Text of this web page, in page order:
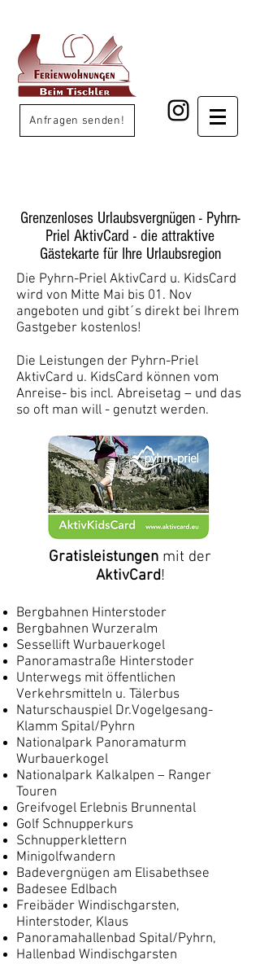
Anfragen senden!
Grenzenloses Urlaubsvergnügen - Pyhrn-
Priel AktivCard - die attraktive
Gästekarte für Ihre Urlaubsregion
Die Pyhrn-Priel AktivCard u. KidsCard
wird von Mitte Mai bis 01. Nov
angeboten und gibt´s direkt bei Ihrem
Gastgeber kostenlos!
Die Leistungen der Pyhrn-Priel
AktivCard u. KidsCard können vom
Anreise- bis incl. Abreisetag – und das
so oft man will - genutzt werden.
Gratisleistungen mit der
AktivCard!
Bergbahnen Hinterstoder
Bergbahnen Wurzeralm
Sessellift Wurbauerkogel
Panoramastraße Hinterstoder
Unterwegs mit öffentlichen
Verkehrsmitteln u. Tälerbus
Naturschauspiel Dr.Vogelgesang-
Klamm Spital/Pyhrn
Nationalpark Panoramaturm
Wurbauerkogel
Nationalpark Kalkalpen – Ranger
Touren
Greifvogel Erlebnis Brunnental
Golf Schnupperkurs
Schnupperklettern
Minigolfwandern
Badevergnügen am Elisabethsee
Badesee Edlbach
Freibäder Windischgarsten,
Hinterstoder, Klaus
Panoramahallenbad Spital/Pyhrn,
Hallenbad Windischgarsten